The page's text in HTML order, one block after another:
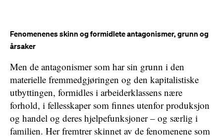
Fenomenenes skinn og formidlete antagonismer, grunn og
årsaker
Men de antagonismer som har sin grunn i den
materielle fremmedgjøringen og den kapitalistiske
utbyttingen, formidles i arbeiderklassens nære
forhold, i fellesskaper som finnes utenfor produksjon
og handel og deres hjelpefunksjoner – og særlig i
familien. Her fremtrer skinnet av de fenomenene som